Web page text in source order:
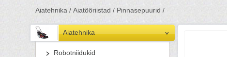
Aiatehnika / Aiatööriistad / Pinnasepuurid /
Aiatehnika
Robotniidukid